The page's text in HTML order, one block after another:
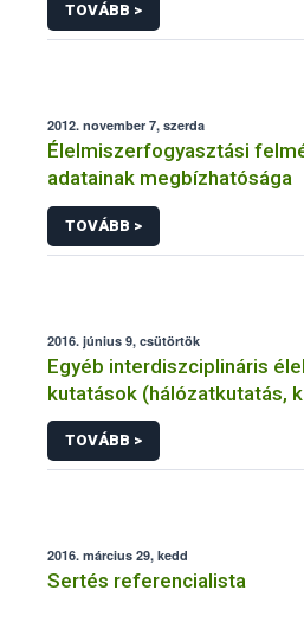
TOVÁBB >
2012. november 7, szerda
Élelmiszerfogyasztási
adatainak megbízhatósága
TOVÁBB >
2016. június 9, csütörtök
Egyéb interdiszciplináris
kutatások (hálózatkutatás,
járványtan) referencialistája
TOVÁBB >
2016. március 29, kedd
Sertés referencialista